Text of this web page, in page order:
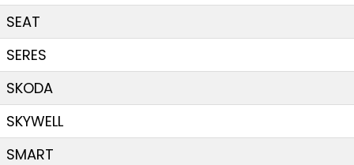
SEAT
SERES
SKODA
SKYWELL
SMART